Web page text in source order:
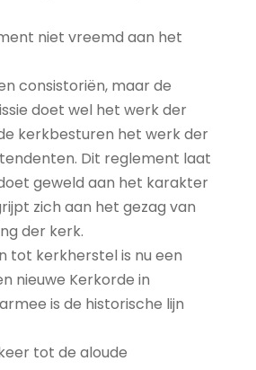
niet vreemd aan het
consistoriën, maar de
doet wel het werk der
kerkbesturen het werk der
Dit reglement laat
geweld aan het karakter
zich aan het gezag van
der kerk.
tot kerkherstel is nu een
nieuwe Kerkorde in
is de historische lijn
tot de aloude